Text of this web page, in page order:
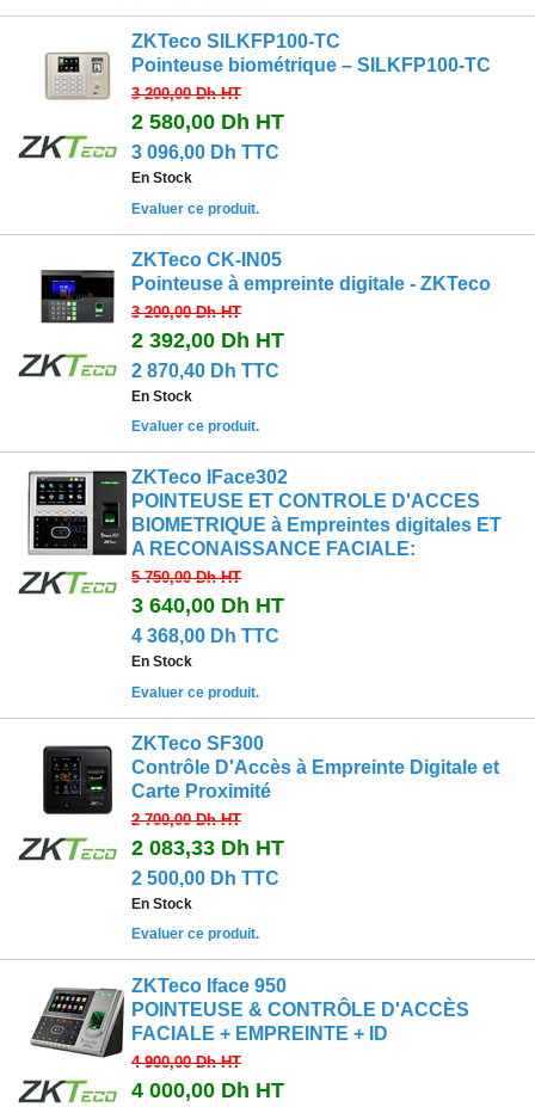
ZKTeco SILKFP100-TC
Pointeuse biométrique – SILKFP100-TC
3 200,00 DhHT
2 580,00 Dh HT
3 096,00 Dh TTC
En Stock
Evaluer ce produit.
ZKTeco CK-IN05
Pointeuse à empreinte digitale - ZKTeco
3 200,00 DhHT
2 392,00 Dh HT
2 870,40 Dh TTC
En Stock
Evaluer ce produit.
ZKTeco IFace302
POINTEUSE ET CONTROLE D'ACCES
BIOMETRIQUE à Empreintes digitales ET
A RECONAISSANCE FACIALE:
5 750,00 DhHT
3 640,00 Dh HT
4 368,00 Dh TTC
En Stock
Evaluer ce produit.
ZKTeco SF300
Contrôle D'Accès à Empreinte Digitale et
Carte Proximité
2 700,00 DhHT
2 083,33 Dh HT
2 500,00 Dh TTC
En Stock
Evaluer ce produit.
ZKTeco Iface 950
POINTEUSE & CONTRÔLE D'ACCÈS
FACIALE + EMPREINTE + ID
4 900,00 DhHT
4 000,00 Dh HT